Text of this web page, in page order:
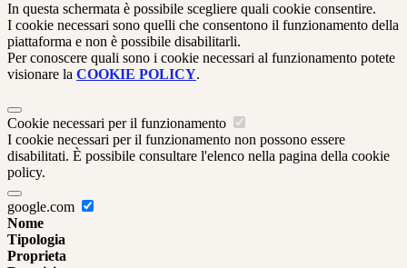
In questa schermata è possibile scegliere quali cookie consentire.
I cookie necessari sono quelli che consentono il funzionamento della
piattaforma e non è possibile disabilitarli.
Per conoscere quali sono i cookie necessari al funzionamento potete
visionare la COOKIE POLICY.
Cookie necessari per il funzionamento
I cookie necessari per il funzionamento non possono essere
disabilitati. È possibile consultare l'elenco nella pagina della cookie
policy.
google.com
Nome
Tipologia
Proprieta